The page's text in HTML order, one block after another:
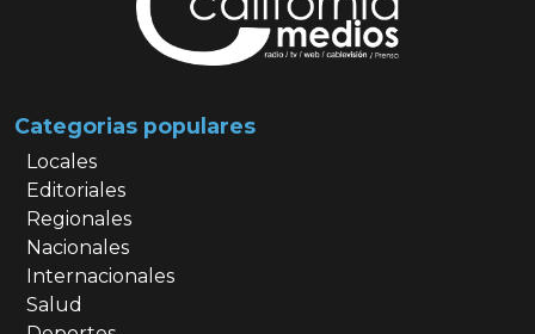
Categorias populares
Locales
Editoriales
Regionales
Nacionales
Internacionales
Salud